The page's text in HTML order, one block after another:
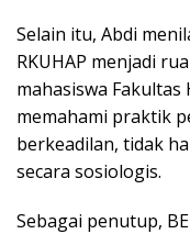
Selain itu, Abdi
RKUHAP menjadi
mahasiswa
memahami praktik
berkeadilan, tidak
secara sosiologis.
Sebagai penutup,